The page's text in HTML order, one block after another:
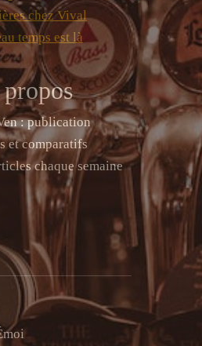
chez Vival
temps est là
: publication
et comparatifs
chaque semaine